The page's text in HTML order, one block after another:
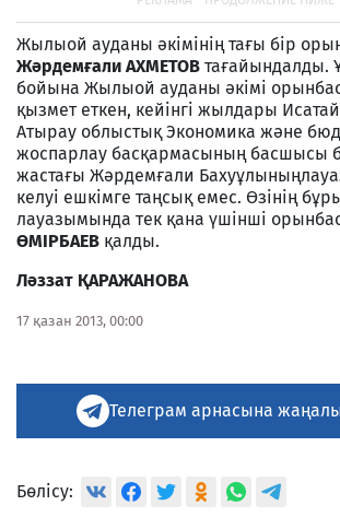
Жылыой ауданы әкімінің тағы бір
Жәрдемғали АХМЕТОВ тағайындалды.
бойына Жылыой ауданы әкімі
қызмет еткен, кейінгі жылдары
Атырау облыстық Экономика және
жоспарлау басқармасының басшысы
жастағы Жәрдемғали
келуі ешкімге таңсық емес. Өзінің
лауазымында тек қана үшінші
ӨМІРБАЕВ қалды.
Ләззат ҚАРАЖАНОВА
17 қазан 2013, 00:00
Телеграм арнасына
Бөлісу: